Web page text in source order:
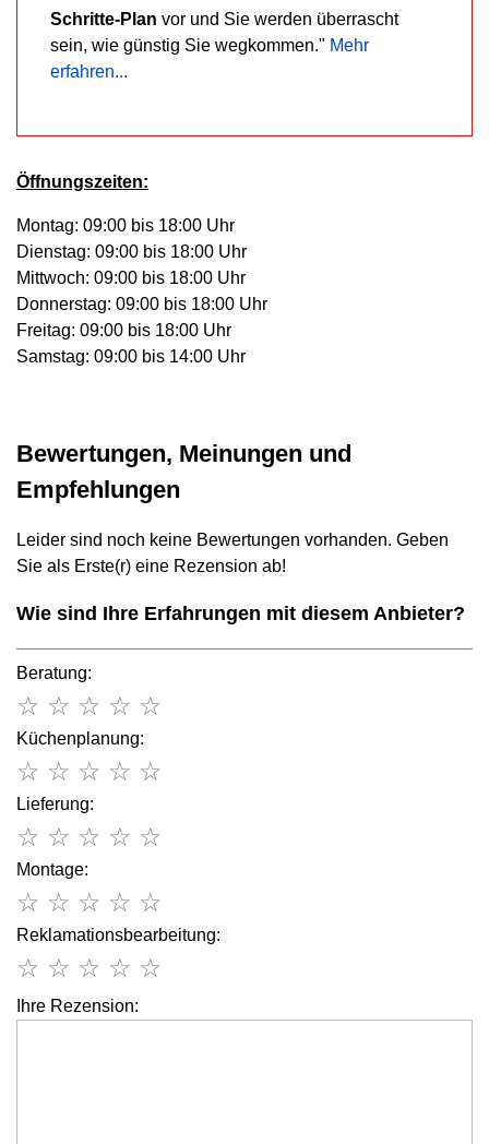
Schritte-Plan vor und Sie werden überrascht
sein, wie günstig Sie wegkommen." Mehr
erfahren...
Öffnungszeiten:
Montag: 09:00 bis 18:00 Uhr
Dienstag: 09:00 bis 18:00 Uhr
Mittwoch: 09:00 bis 18:00 Uhr
Donnerstag: 09:00 bis 18:00 Uhr
Freitag: 09:00 bis 18:00 Uhr
Samstag: 09:00 bis 14:00 Uhr
Bewertungen, Meinungen und
Empfehlungen
Leider sind noch keine Bewertungen vorhanden. Geben
Sie als Erste(r) eine Rezension ab!
Wie sind Ihre Erfahrungen mit diesem Anbieter?
Beratung:
☆ ☆ ☆ ☆ ☆
Küchenplanung:
☆ ☆ ☆ ☆ ☆
Lieferung:
☆ ☆ ☆ ☆ ☆
Montage:
☆ ☆ ☆ ☆ ☆
Reklamationsbearbeitung:
☆ ☆ ☆ ☆ ☆
Ihre Rezension: